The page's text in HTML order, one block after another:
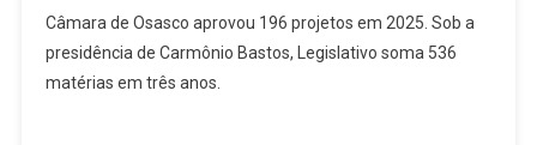
Bastos
Celebra
Câmara
Câmara de Osasco aprovou 196 projetos em 2025. Sob a
presidência de Carmônio Bastos, Legislativo soma 536
matérias em três anos.